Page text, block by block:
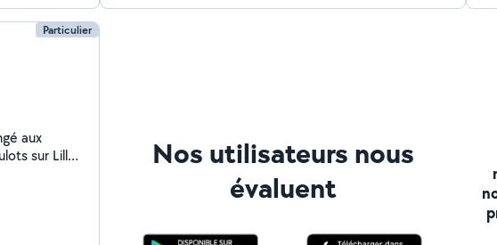
Particulier
aux
sur Lille
avez
Nos utilisateurs nous
évaluent